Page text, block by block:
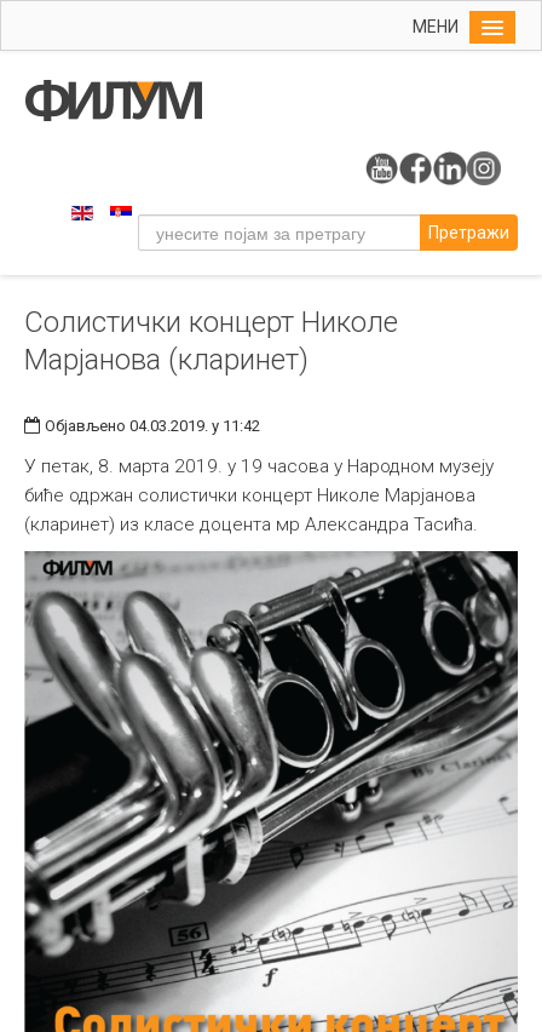
МЕНИ
Упис
Уметност
Музичка уметност
Примењена и ликовна уметност
Библиотека
Студенти
Међународна
Претражи
Солистички концерт Николе
Марјанова (кларинет)
Објављено 04.03.2019. у 11:42
У петак, 8. марта 2019. у 19 часова у Народном музеју
биће одржан солистички концерт Николе Марјанова
(кларинет) из класе доцента мр Александра Тасића.